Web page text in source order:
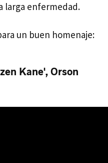
larga enfermedad.
un buen homenaje:
Kane', Orson